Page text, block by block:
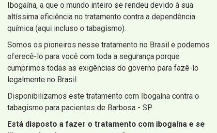
Ibogaína, a que o mundo inteiro se rendeu devido à sua
altíssima eficiência no tratamento contra a dependência
química (aqui incluso o tabagismo).
Somos os pioneiros nesse tratamento no Brasil e podemos
oferecê-lo para você com toda a segurança porque
cumprimos todas as exigências do governo para fazê-lo
legalmente no Brasil.
Disponibilizamos este tratamento com Ibogaína contra o
tabagismo para pacientes de Barbosa - SP
Está disposto a fazer o tratamento com ibogaína e se